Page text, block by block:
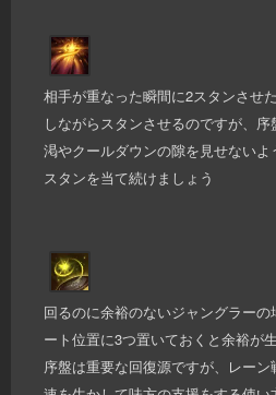
相手が重なった瞬間に2スタンさせ
しながらスタンさせるのですが、
渇やクールダウンの隙を見せない
スタンを当て続けましょう
回るのに余裕のないジャングラー
ート位置に3つ置いておくと余裕が生
序盤は重要な回復源ですが、レー